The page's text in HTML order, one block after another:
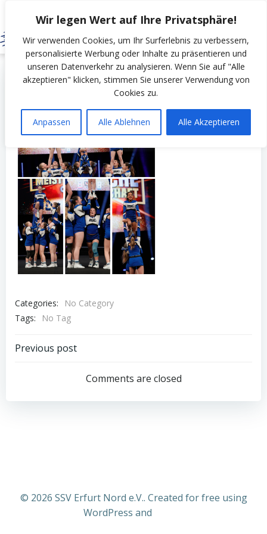
Wir legen Wert auf Ihre Privatsphäre!
Wir verwenden Cookies, um Ihr Surferlebnis zu verbessern,
personalisierte Werbung oder Inhalte zu präsentieren und
unseren Datenverkehr zu analysieren. Wenn Sie auf "Alle
akzeptieren" klicken, stimmen Sie unserer Verwendung von
Cookies zu.
Anpassen Alle Ablehnen Alle Akzeptieren
Inhalt
springen
bySSV Erfurt Nord on Mai 25, 2026
Categories:
No Category
Tags:
No Tag
Post
navigation
Previous post
Comments are closed
© 2026 SSV Erfurt Nord e.V.. Created for free using
WordPress and